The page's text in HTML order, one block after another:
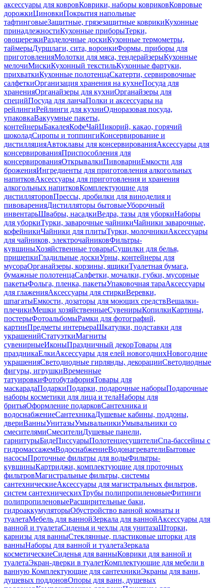
аксессуары для ковровКоврики, наборы ковриковКовровые
дорожкиЦиновкиПокрытия напольные
тафтинговыеЗащитные, грязезащитные коврикиКухонные
принадлежностиКухонные приборыТерки,
овощерезкиРазделочные доскиКухонные термометры,
таймерыДуршлаги, сита, воронкиФормы, приборы для
приготовленияМолотки для мяса, тендерайзерыКухонные
мелочиМискиКухонный текстильКухонные фартуки,
прихваткиКухонные полотенцаСкатерти, сервировочные
салфеткиОрганизация хранения на кухнеПосуда для
храненияОрганайзеры для кухниОрганайзеры для
специйПосуда для ланчаПолки и аксессуары на
рейлингиРейлинги для кухниОдноразовая посуда,
упаковкаВакуумные пакеты,
контейнерыБакалеяКофеЧайЦикорий, какао, горячий
шоколадСиропы и топпингиКонсервирование и
дистилляцияАвтоклавы для консервированияАксессуары для
консервированияПриспособления для
консервированияОткрывалкиПивоварниЕмкости для
броженияИнгредиенты для приготовления алкогольных
напитковАксессуары для приготовления и хранения
алкогольных напитковКомплектующие для
дистилляторовПрессы, дробилки для виноделия и
пивоваренияДистилляторы бытовыеУборочный
инвентарьШвабры, насадкиВедра, тазы для уборкиНаборы
для уборкиТурки, заварочные чайникиЧайники заварочные,
кофейникиЧайники для плитыТурки, молочникиАксессуары
для чайников, электрочайниковФильтры-
кувшиныХозяйственные товарыСушилки для белья,
прищепкиГладильные доскиУрны, контейнеры для
мусораОрганайзеры, корзины, ящикиТуалетная бумага,
бумажные полотенцаСалфетки, мочалки, губки, мусорные
пакетыФольга, пленка, пакетыУпаковочная тараАксессуары
для глаженияАксессуары для стиркиВеревки,
шпагатыЕмкости, дозаторы для моющих средствВешалки-
плечикиМешки хозяйственныеСувенирыКопилкиКартины,
постерыФотоальбомыРамки для фотографий,
картинПредметы интерьераШкатулки, подставки для
украшенийСтатуэткиМагниты
сувенирныеИконыПраздничный декорТовары для
праздникаЕлкиАксессуары для елей новогоднихНовогодние
украшенияСветодиодные гирлянды, декорацииСветодиодные
фигуры, игрушкиВременные
татуировкиФотобутафорияТовары для
маскарадаПодаркиПодарки, подарочные наборыПодарочные
наборы косметики для лица и телаНаборы для
бритьяОформление подарковСантехника и
водоснабжениеСантехникаДушевые кабины, поддоны,
двериВанныУнитазыУмывальникиУмывальники со
смесителямиСмесителиДушевые панели,
гарнитурыБидеПиссуарыПолотенцесушителиСпа-бассейны с
гидромассажемВодоснабжениеВодонагревателиБытовые
насосыПроточные фильтры для водыФильтры-
кувшиныКартриджи, комплектующие для проточных
фильтровМагистральные фильтры, системы
сантехническиеАксессуары для магистральных фильтров,
систем сантехническихТрубы полипропиленовыеФитинги
полипропиленовыеРасширительные баки,
гидроаккумуляторыОбустройство ванной комнаты и
туалетаМебель для ваннойЗеркала для ваннойАксессуары для
ванной и туалетаСиденья и чехлы для унитазаШторки,
карнизы для ванныСтеклянные, пластиковые шторки для
ванныНаборы для ванной и туалетаЗеркала
косметическиеСиденья для ванныКоврики для ванной и
туалетаЭкран-дверки в туалетКомплектующие для мебели в
ванную Комплектующие для сантехникиЭкраны для ванн,
душевых поддоновОпоры для ванн, душевых